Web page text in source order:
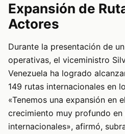
Expansión de
Actores
Durante la presentación de
operativas, el viceministro
Venezuela ha logrado
149 rutas internacionales en
«Tenemos una expansión en
crecimiento muy profundo
internacionales», afirmó,